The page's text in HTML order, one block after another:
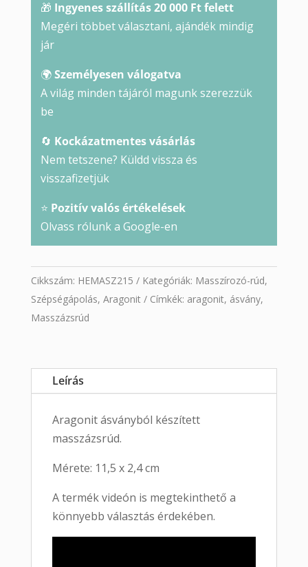
🎁 Ingyenes szállítás 20 000 Ft felett
Megéri többet választani, ajándék mindig
jár
🌍Személyesen válogatva
A világ minden tájáról magunk szerezzük
be
🔄 Kockázatmentes vásárlás
Nem tetszene? Küldd vissza és
visszafizetjük
⭐ Pozitív valós értékelések
Olvass rólunk a Google-en
Cikkszám: HEMASZ215 Kategóriák: Masszírozó-rúd,
Szépségápolás, Aragonit Címkék: aragonit, ásvány,
Masszázsrúd
Leírás
Aragonit ásványból készített
masszázsrúd.
Mérete: 11,5 x 2,4 cm
A termék videón is megtekinthető a
könnyebb választás érdekében.